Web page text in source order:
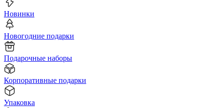
Новинки
Новогодние подарки
Подарочные наборы
Корпоративные подарки
Упаковка